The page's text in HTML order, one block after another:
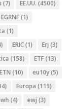
(7) EE.UU. (4500)
EGRNF(1)
(1)
ERIC(1) Erj (3)
(158) ETF(13)
ETN (10) eu10y(5)
Europa (119)
(4) ewj (3)